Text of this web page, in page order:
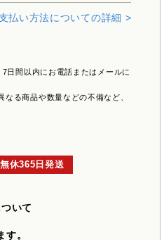
払い方法についての詳細 >
日間以内にお電話またはメールに
る商品や数量などの不備など、
休365日発送
いて
。